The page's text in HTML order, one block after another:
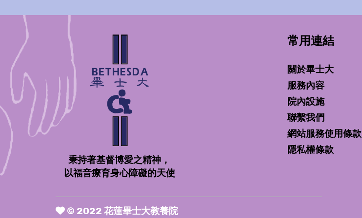
秉持著基督博愛之精神，
以福音療育身心障礙的天使
常用連結
關於畢士大
服務內容
院內設施
聯繫我們
網站服務使用條款
隱私權條款
© 2022 花蓮畢士大教養院